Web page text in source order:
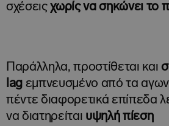
σχέσειςχωρίς να σηκώνει το
Παράλληλα, προστίθεται και
lag εμπνευσμένο από τα
πέντε διαφορετικά επίπεδα
να διατηρείται υψηλή πίεση